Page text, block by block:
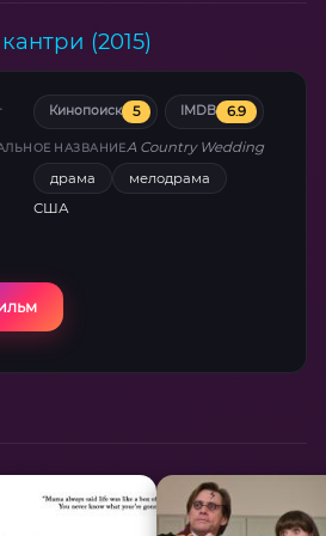
(2015)
Кинопоиск 5 IMDB 6.9
НАЗВАНИЕA Country Wedding
драма мелодрама
США